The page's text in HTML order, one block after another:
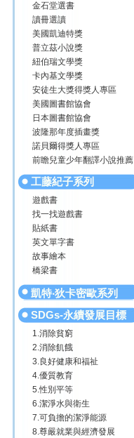
金石堂選書
讀冊選讀
美國凱迪特獎
普立茲小說獎
紐伯瑞文學獎
卡內基文學獎
安徒生大獎得獎人專區
美國圖書館協會
日本圖書館協會
波隆那年度插畫獎
諾貝爾得獎人專區
前瞻兒童少年翻譯小說推薦
工藤紀子系列
遊戲書
找一找遊戲書
貼紙書
英文單字書
故事繪本
橋梁書
凱特‧狄卡密歐系列
SDGs-永續發展目標
1.消除貧窮
2.消除飢餓
3.良好健康和福祉
4.優質教育
5.性別平等
6.潔淨水與衛生
7.可負擔的潔淨能源
8.尊嚴就業與經濟發展